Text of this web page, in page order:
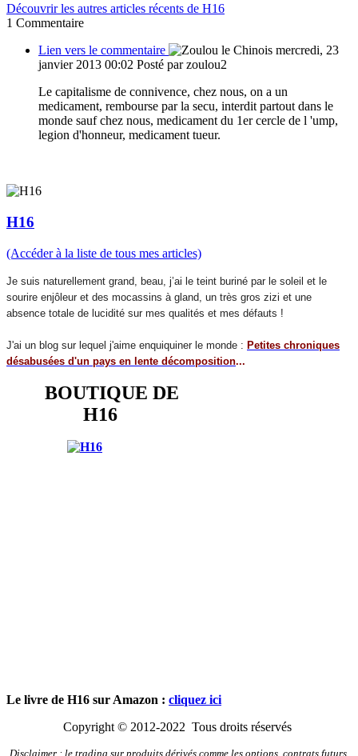
Découvrir les autres articles récents de H16
1 Commentaire
Lien vers le commentaire
mercredi, 23
janvier 2013 00:02 Posté par zoulou2
Le capitalisme de connivence, chez nous, on a un
medicament, rembourse par la secu, interdit partout dans le
monde sauf chez nous, medicament du 1er cercle de l 'ump,
legion d'honneur, medicament tueur.
H16
(Accéder à la liste de tous mes articles)
Je suis naturellement grand, beau, j’ai le teint buriné par le soleil et le
sourire enjôleur et des mocassins à gland, un très gros zizi et une
absence totale de lucidité sur mes qualités et mes défauts !
J'ai un blog sur lequel j'aime enquiquiner le monde : Petites chroniques
désabusées d'un pays en lente décomposition...
BOUTIQUE DE
H16
Le livre de H16 sur Amazon : cliquez ici
Copyright © 2012-2022 Tous droits réservés
Disclaimer : le trading sur produits dérivés comme les options, contrats futurs,